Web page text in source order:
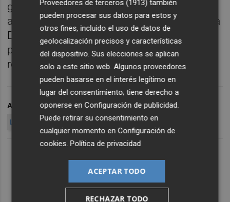
grande en resiliencia tras la Dana", ha
alabado Mompó, quien ha insistido en que la
Diputación "trabaja y trabajará con los
pueblos dañados por la riada hasta que la
reconstrucción sea total".
ARCHIVADO EN DIPUTACIÓN DE VALENCIA
LLOCNOU DE LA CORONA
BUROCRACIA
Proveedores de terceros (1913) también
pueden procesar sus datos para estos y
otros fines, incluido el uso de datos de
geolocalización precisos y características
del dispositivo. Sus elecciones se aplican
solo a este sitio web. Algunos proveedores
pueden basarse en el interés legítimo en
lugar del consentimiento; tiene derecho a
oponerse enConfiguración de publicidad
Puede retirar su consentimiento en
cualquier momento enConfiguración de
cookies .Política de privacidad
ACEPTAR TODO
RECHAZAR TODO